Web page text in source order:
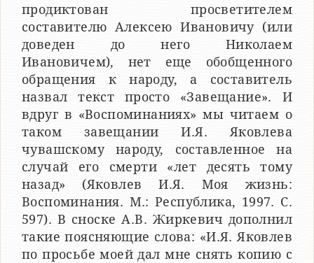
продиктован просветителем
составителю Алексею Ивановичу (или
доведен до него Николаем
Ивановичем), нет еще обобщенного
обращения к народу, а составитель
назвал текст просто «Завещание». И
вдруг в «Воспоминаниях» мы читаем о
таком завещании И.Я. Яковлева
чувашскому народу, составленное на
случай его смерти «лет десять тому
назад» (Яковлев И.Я. Моя жизнь:
Воспоминания. М.: Республика, 1997. С.
597). В сноске А.В. Жиркевич дополнил
такие поясняющие слова: «И.Я. Яковлев
по просьбе моей дал мне снять копию с